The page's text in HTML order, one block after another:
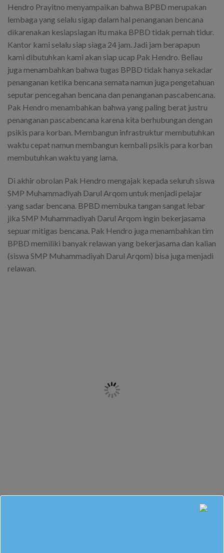
Hendro Prayitno menyampaikan bahwa BPBD merupakan
lembaga yang selalu sigap dalam hal penanganan bencana
dikarenakan kesiapsiagan itu maka BPBD tidak pernah tidur.
Kantor kami selalu siap siaga 24 jam. Jadi jam berapapun
kami dibutuhkan kami akan siap ucap Pak Hendro. Beliau
juga menambahkan bahwa tugas BPBD tidak hanya sekadar
penanganan ketika bencana semata namun juga pengetahuan
seputar pencegahan bencana dan penanganan pascabencana.
Pak Hendro menambahkan bahwa yang paling berat justru
penanganan pascabencana karena kita berhubungan dengan
psikis para korban. Membangun infrastruktur membutuhkan
waktu cepat namun membangun kembali psikis para korban
membutuhkan waktu yang lama.
Di akhir obrolan Pak Hendro mengajak kepada seluruh siswa
SMP Muhammadiyah Darul Arqom untuk menjadi pelajar
yang sadar bencana. BPBD membuka tangan sangat lebar
jika SMP Muhammadiyah Darul Arqom ingin bekerjasama
sepuar mitigas bencana. Pak Hendro juga menambahkan tim
BPBD memiliki banyak relawan yang bekerjasama dan kalian
(siswa SMP Muhammadiyah Darul Arqom) bisa juga menjadi
relawan.